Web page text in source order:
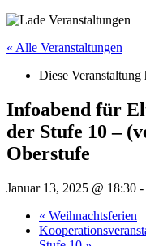
« Alle Veranstaltungen
Diese Veranstaltung
Infoabend für
der Stufe 10 –
Oberstufe
Januar 13, 2025 @ 18:30 -
« Weihnachtsferien